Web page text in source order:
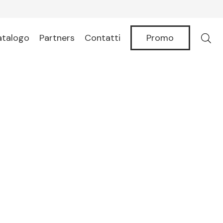
Partners Contatti Promo